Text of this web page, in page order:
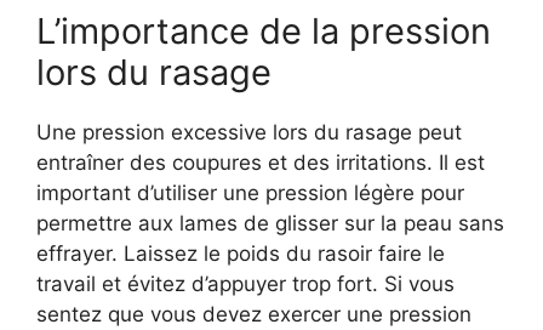
L’importance de la pression
lors du rasage
Une pression excessive lors du rasage peut
entraîner des coupures et des irritations. Il est
important d’utiliser une pression légère pour
permettre aux lames de glisser sur la peau sans
effrayer. Laissez le poids du rasoir faire le
travail et évitez d’appuyer trop fort. Si vous
sentez que vous devez exercer une pression